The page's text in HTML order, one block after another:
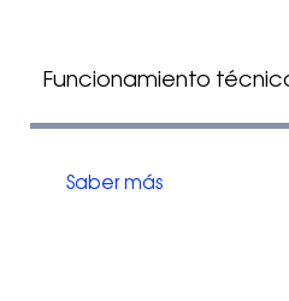
Funcionamiento
Saber más